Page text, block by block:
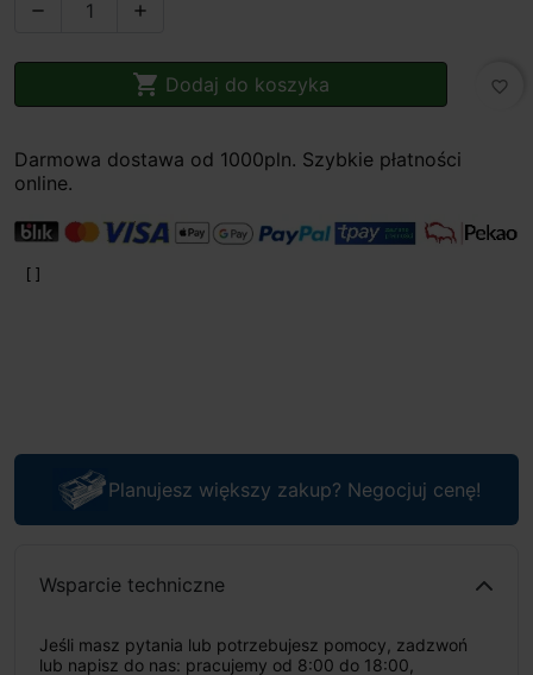
 
 Dodaj do koszyka favorite_border
Darmowa dostawa od 1000pln. Szybkie płatności
online.
Planujesz większy zakup? Negocjuj cenę!
Wsparcie techniczne
Jeśli masz pytania lub potrzebujesz pomocy, zadzwoń
lub napisz do nas: pracujemy od 8:00 do 18:00,